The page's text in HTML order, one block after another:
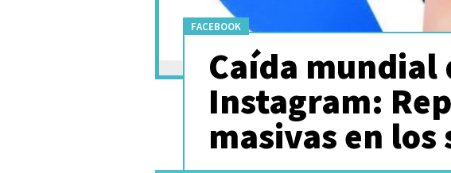
FACEBOOK
Caída mundial
Instagram:
masivas en los